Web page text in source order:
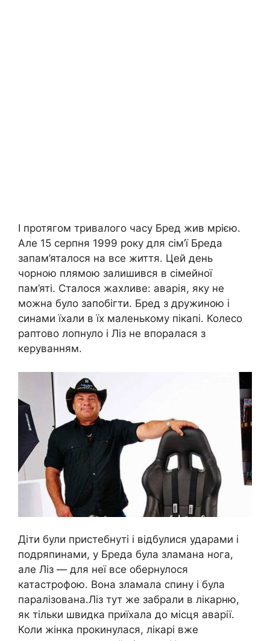
І протягом тривалого часу Бред жив мрією.
Але 15 серпня 1999 року для сім’ї Бреда
запам’яталося на все життя. Цей день
чорною плямою залишився в сімейної
пам’яті. Сталося жахливе: аварія, яку не
можна було запобігти. Бред з дружиною і
синами їхали в їх маленькому пікапі. Колесо
раптово лопнуло і Ліз не впоралася з
керуванням.
Діти були пристебнуті і відбулися ударами і
подряпинами, у Бреда була зламана нога,
але Ліз — для неї все обернулося
катастрофою. Вона зламала спину і була
паралізована.Ліз тут же забрали в лікарню,
як тільки швидка приїхала до місця аварії.
Коли жінка прокинулася, лікарі вже